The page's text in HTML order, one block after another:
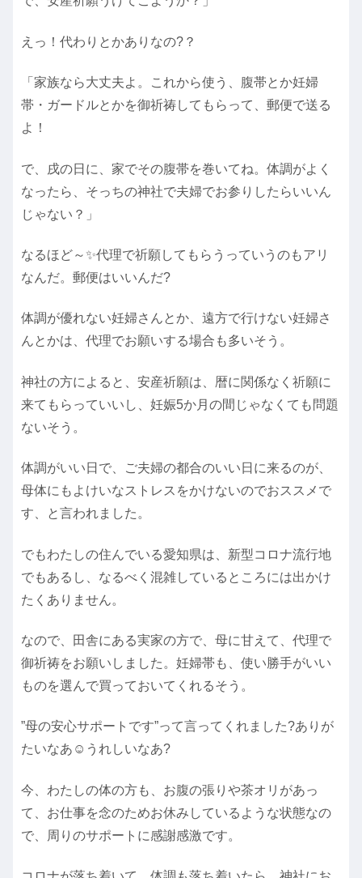
えっ！代わりとかありなの?？
「家族なら大丈夫よ。これから使う、腹帯とか妊婦
帯・ガードルとかを御祈祷してもらって、郵便で送る
よ！
で、戌の日に、家でその腹帯を巻いてね。体調がよく
なったら、そっちの神社で夫婦でお参りしたらいいん
じゃない？」
なるほど～✨代理で祈願してもらうっていうのもアリ
なんだ。郵便はいいんだ?
体調が優れない妊婦さんとか、遠方で行けない妊婦さ
んとかは、代理でお願いする場合も多いそう。
神社の方によると、安産祈願は、暦に関係なく祈願に
来てもらっていいし、妊娠5か月の間じゃなくても問題
ないそう。
体調がいい日で、ご夫婦の都合のいい日に来るのが、
母体にもよけいなストレスをかけないのでおススメで
す、と言われました。
でもわたしの住んでいる愛知県は、新型コロナ流行地
でもあるし、なるべく混雑しているところには出かけ
たくありません。
なので、田舎にある実家の方で、母に甘えて、代理で
御祈祷をお願いしました。妊婦帯も、使い勝手がいい
ものを選んで買っておいてくれるそう。
”母の安心サポートです”って言ってくれました?ありが
たいなあ☺うれしいなあ?
今、わたしの体の方も、お腹の張りや茶オリがあっ
て、お仕事を念のためお休みしているような状態なの
で、周りのサポートに感謝感激です。